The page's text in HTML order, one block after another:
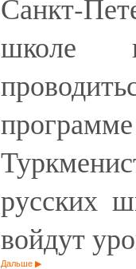
Санкт-
школе
русских
войдут
Дальше